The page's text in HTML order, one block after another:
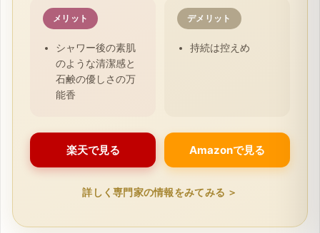
メリット
シャワー後の素肌
のような清潔感と
石鹸の優しさの万
能香
デメリット
持続は控えめ
楽天で見る Amazonで見る
詳しく専門家の情報をみてみる ＞